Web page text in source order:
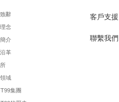
辭
念
介
革
域
集團
客戶支援
聯繫我們